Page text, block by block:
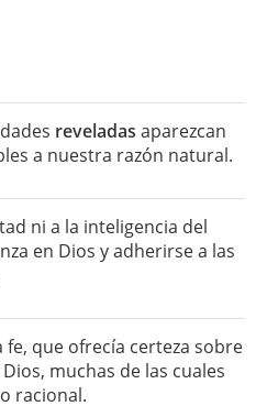
reveladas aparezcan
a nuestra razón natural.
ni a la inteligencia del
en Dios y adherirse a las
que ofrecía certeza sobre
muchas de las cuales
racional.